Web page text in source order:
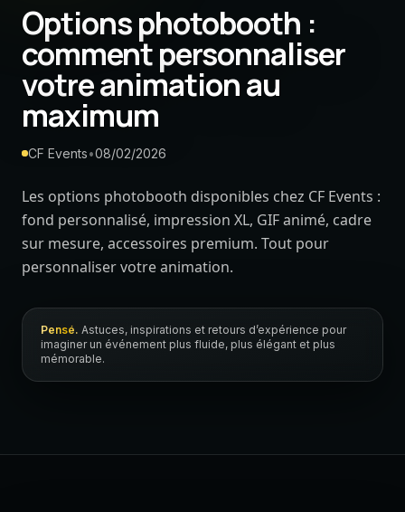
Options photobooth :
comment personnaliser
votre animation au
maximum
CF Events•08/02/2026
Les options photobooth disponibles chez CF Events :
fond personnalisé, impression XL, GIF animé, cadre
sur mesure, accessoires premium. Tout pour
personnaliser votre animation.
Pensé. Astuces, inspirations et retours d’expérience pour
imaginer un événement plus fluide, plus élégant et plus
mémorable.